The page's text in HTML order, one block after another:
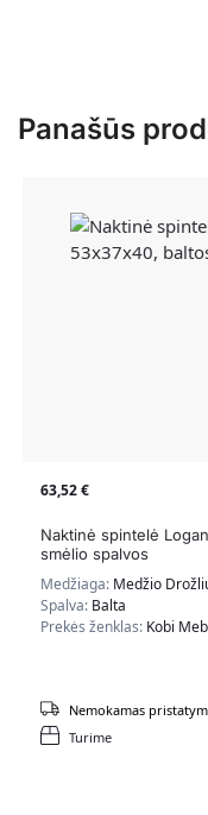
Panašūs
63,52€
Naktinė spintelė
smėlio spalvos
Medžiaga: Medžio
Spalva: Balta
Prekės ženklas: Kobi
Turime
Nemokamas